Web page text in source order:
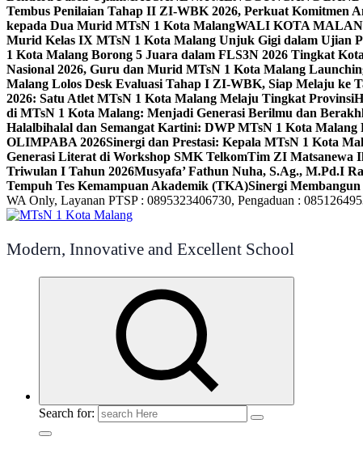
Tembus Penilaian Tahap II ZI-WBK 2026, Perkuat Komitmen
kepada Dua Murid MTsN 1 Kota MalangWALI KOTA
Murid Kelas IX MTsN 1 Kota Malang Unjuk Gigi dalam Ujian
1 Kota Malang Borong 5 Juara dalam FLS3N 2026 Tingkat Kota
Nasional 2026, Guru dan Murid MTsN 1 Kota Malang
Malang Lolos Desk Evaluasi Tahap I ZI-WBK, Siap Melaju ke
2026: Satu Atlet MTsN 1 Kota Malang Melaju Tingkat Provinsi
di MTsN 1 Kota Malang: Menjadi Generasi Berilmu dan
Halalbihalal dan Semangat Kartini: DWP MTsN 1 Kota Malang
OLIMPABA 2026Sinergi dan Prestasi: Kepala MTsN 1 Kota
Generasi Literat di Workshop SMK TelkomTim ZI Matsanewa
Triwulan I Tahun 2026Musyafa’ Fathun Nuha, S.Ag., M.Pd.I
Tempuh Tes Kemampuan Akademik (TKA)Sinergi
WA Only, Layanan PTSP : 0895323406730, Pengaduan :
Modern, Innovative and Excellent School
Search for: